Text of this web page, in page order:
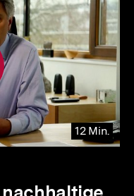
12 Min.